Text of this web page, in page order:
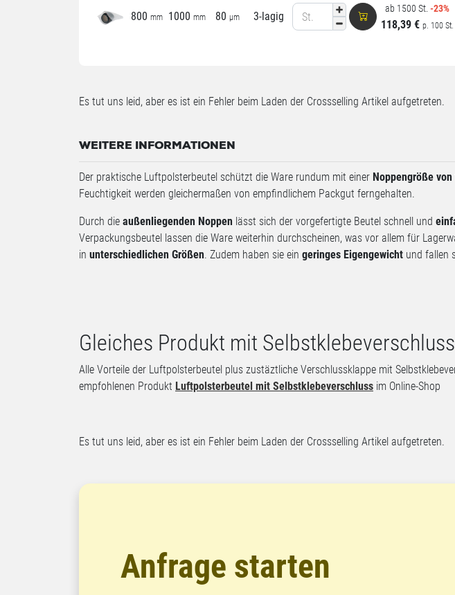
800 mm 1000 mm 80 µm 3-lagig St.
ab 1500 St. -23%
118,39 € p. 100 St.
Es tut uns leid, aber es ist ein Fehler beim Laden der Crossselling Artikel aufgetreten.
WEITERE INFORMATIONEN
Der praktische Luftpolsterbeutel schützt die Ware rundum mit einer Noppengröße von
Feuchtigkeit werden gleichermaßen von empfindlichem Packgut ferngehalten.
Durch die außenliegenden Noppen lässt sich der vorgefertigte Beutel schnell und
Verpackungsbeutel lassen die Ware weiterhin durchscheinen, was vor allem für
in unterschiedlichen Größen. Zudem haben sie ein geringes Eigengewicht und fallen
Gleiches Produkt mit
Alle Vorteile der Luftpolsterbeutel plus zustäztliche Verschlussklappe mit
empfohlenen Produkt Luftpolsterbeutel mit Selbstklebeverschluss im Online-Shop
Es tut uns leid, aber es ist ein Fehler beim Laden der Crossselling Artikel aufgetreten.
Anfrage starten